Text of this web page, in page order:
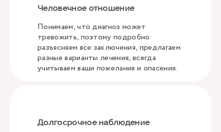
Человечное отношение
Понимаем, что диагноз может
тревожить, поэтому подробно
разъясняем все заключения, предлагаем
разные варианты лечения, всегда
учитываем ваши пожелания и опасения.
Долгосрочное наблюдение